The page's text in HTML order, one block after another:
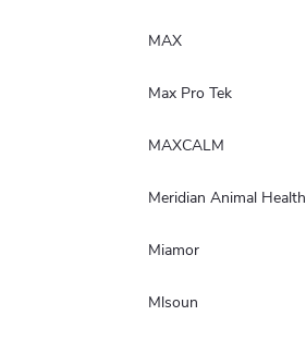
MAX
Max Pro Tek
MAXCALM
Meridian Animal Health
Miamor
Mlsoun